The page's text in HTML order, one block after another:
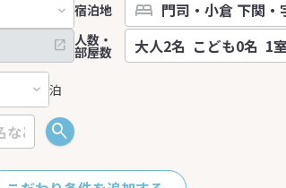
宿泊地
泊
人数・
部屋数